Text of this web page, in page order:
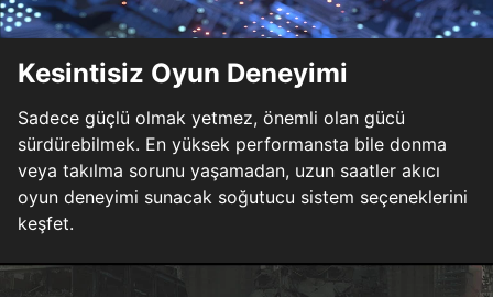
Kesintisiz Oyun Deneyimi
Sadece güçlü olmak yetmez, önemli olan gücü
sürdürebilmek. En yüksek performansta bile donma
veya takılma sorunu yaşamadan, uzun saatler akıcı
oyun deneyimi sunacak soğutucu sistem seçeneklerini
keşfet.